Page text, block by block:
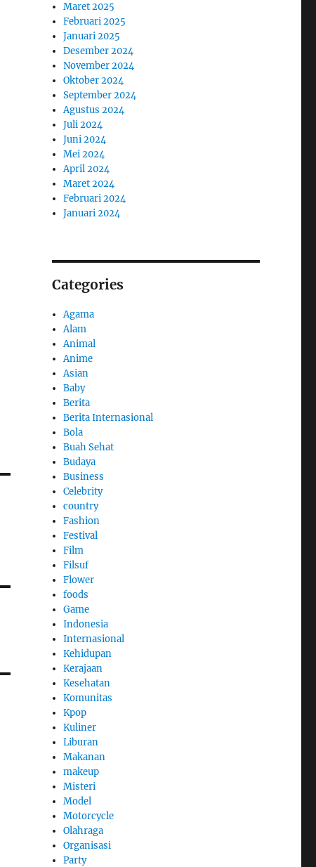
Maret 2025
Februari 2025
Januari 2025
Desember 2024
November 2024
Oktober 2024
September 2024
Agustus 2024
Juli 2024
Juni 2024
Mei 2024
April 2024
Maret 2024
Februari 2024
Januari 2024
Categories
Agama
Alam
Animal
Anime
Asian
Baby
Berita
Berita Internasional
Bola
Buah Sehat
Budaya
Business
Celebrity
country
Fashion
Festival
Film
Filsuf
Flower
foods
Game
Indonesia
Internasional
Kehidupan
Kerajaan
Kesehatan
Komunitas
Kpop
Kuliner
Liburan
Makanan
makeup
Misteri
Model
Motorcycle
Olahraga
Organisasi
Party